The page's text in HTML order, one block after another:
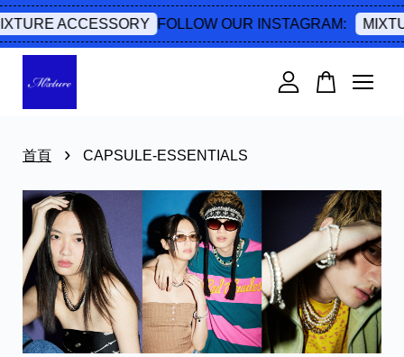
ACCESSORY FOLLOW OUR INSTAGRAM:
首頁 › CAPSULE-ESSENTIALS
您的購物車目前還是空的。